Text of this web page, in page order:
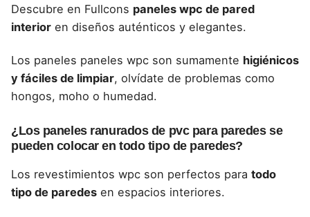
Descubre en Fullcons paneles wpc de pared
interior en diseños auténticos y elegantes.
Los paneles paneles wpc son sumamente higiénicos
y fáciles de limpiar, olvídate de problemas como
hongos, moho o humedad.
¿Los paneles ranurados de pvc para paredes se
pueden colocar en todo tipo de paredes?
Los revestimientos wpc son perfectos para todo
tipo de paredes en espacios interiores.